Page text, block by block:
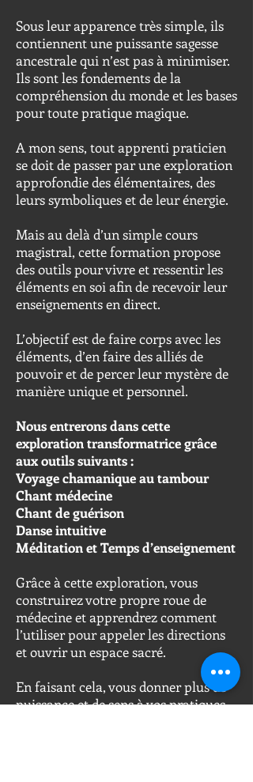
Sous leur apparence très simple, ils
contiennent une puissante sagesse
ancestrale qui n’est pas à minimiser.
Ils sont les fondements de la
compréhension du monde et les bases
pour toute pratique magique.
A mon sens, tout apprenti praticien
se doit de passer par une exploration
approfondie des élémentaires, des
leurs symboliques et de leur énergie.
Mais au delà d’un simple cours
magistral, cette formation propose
des outils pour vivre et ressentir les
éléments en soi afin de recevoir leur
enseignements en direct.
L’objectif est de faire corps avec les
éléments, d’en faire des alliés de
pouvoir et de percer leur mystère de
manière unique et personnel.
Nous entrerons dans cette
exploration transformatrice grâce
aux outils suivants :
Voyage chamanique au tambour
Chant médecine
Chant de guérison
Danse intuitive
Méditation et Temps d’enseignement
Grâce à cette exploration, vous
construirez votre propre roue de
médecine et apprendrez comment
l’utiliser pour appeler les directions
et ouvrir un espace sacré.
En faisant cela, vous donner plus de
puissance et de sens à vos pratiques